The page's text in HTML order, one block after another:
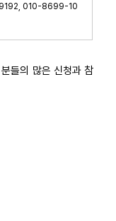
9192, 010-8699-10
들의 많은 신청과 참